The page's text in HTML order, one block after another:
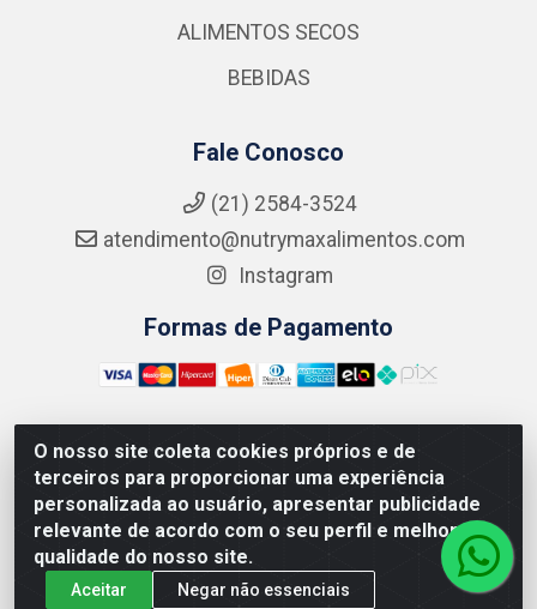
O nosso site coleta cookies próprios e de
terceiros para proporcionar uma experiência
personalizada ao usuário, apresentar publicidade
relevante de acordo com o seu perfil e melhorar a
qualidade do nosso site.
Aceitar Negar não essenciais
ALIMENTOS SECOS
BEBIDAS
Fale Conosco
(21) 2584-3524
atendimento@nutrymaxalimentos.com
Instagram
Formas de Pagamento
NUTRY MAX COMÉRCIO DE PRODUTOS ALIMENTICIOS
LTDA - RUA DO FEIJÃO, 721 PENHA CIRCULAR/RJ -
CNPJ: 15.796.122/0001-03